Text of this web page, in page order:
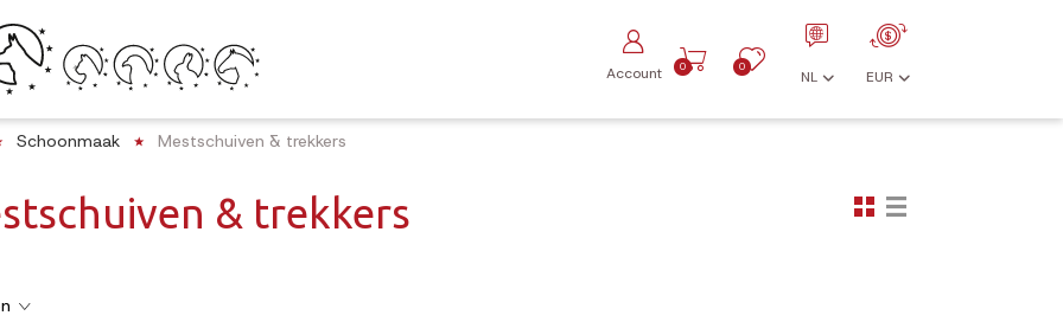
Account 0 0
NL EUR
Schoonmaak Mestschuiven & trekkers
& trekkers